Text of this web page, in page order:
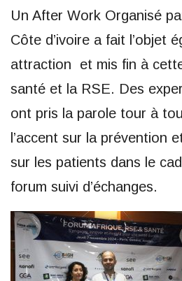
Un After Work Organisé
Côte d’ivoire a fait l’objet
attraction et mis fin à
santé et la RSE. Des
ont pris la parole tour à
l’accent sur la prévention
sur les patients dans le
forum suivi d’échanges.